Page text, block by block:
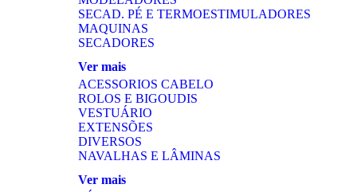
SECAD. PÉ E TERMOESTIMULADORES
MAQUINAS
SECADORES
Ver mais
ACESSORIOS CABELO
ROLOS E BIGOUDIS
VESTUÁRIO
EXTENSÕES
DIVERSOS
NAVALHAS E LÂMINAS
Ver mais